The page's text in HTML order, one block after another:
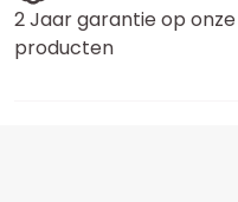
2 Jaar garantie op onze
producten